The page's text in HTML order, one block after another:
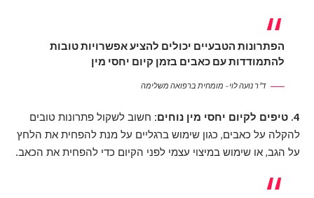
הפתרונות הטבעיים יכולים להציע אפשרויות טובות
להתמודדות עם כאבים בזמן קיום יחסי מין
ד"ר נועה לוי – מומחית ברפואה משלימה
4. טיפים לקיום יחסי מין נוחים:
חשוב לשקול פתרונות טובים
להקלה על כאבים, כגון שימוש ברגליים על מנת להפחית את הלחץ
על הגב, או שימוש במיצוי עצמי לפני הקיום כדי להפחית את הכאב.